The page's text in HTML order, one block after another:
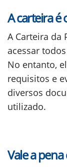
A carteira é
A Carteira da
acessar
No entanto,
requisitos e
diversos
utilizado.
Vale a